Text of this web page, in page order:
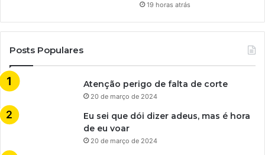
19 horas atrás
Posts Populares
Atenção perigo de falta de corte
20 de março de 2024
Eu sei que dói dizer adeus, mas é hora
de eu voar
20 de março de 2024